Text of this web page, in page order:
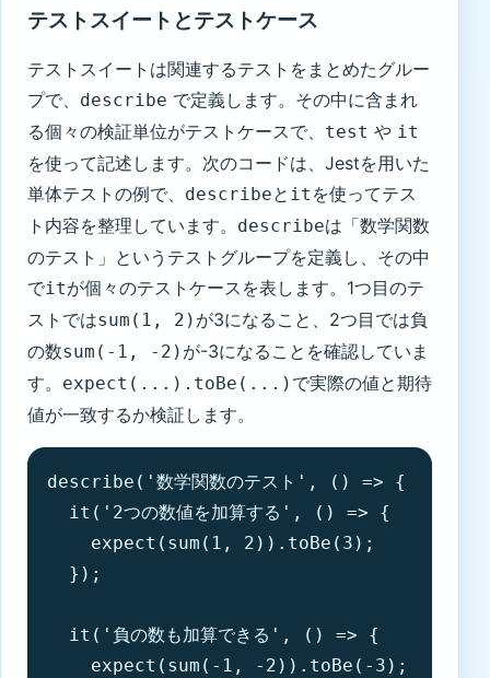
テストスイートとテストケース
テストスイートは関連するテストをまとめたグルー
プで、 describe で定義します。その中に含まれ
る個々の検証単位がテストケースで、 test や it
を使って記述します。次のコードは、Jestを用いた
単体テストの例で、 describeと it を使ってテス
ト内容を整理しています。 describeは「数学関数
のテスト」というテストグループを定義し、その中
でitが個々のテストケースを表します。1つ目のテ
ストではsum(1, 2) が3になること、2つ目では負
の数sum(-1, -2) が-3になることを確認していま
す。 expect(...).toBe(...) で実際の値と期待
値が一致するか検証します。
describe('数学関数のテスト', () => {
  it('2つの数値を加算する', () => {
    expect(sum(1, 2)).toBe(3);
  });
  it('負の数も加算できる', () => {
    expect(sum(-1, -2)).toBe(-3);